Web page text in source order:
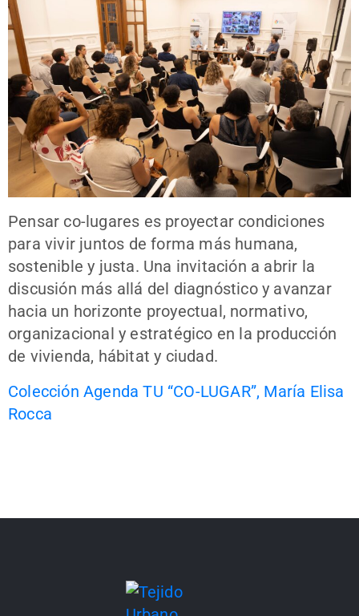
Pensar co-lugares es proyectar condiciones
para vivir juntos de forma más humana,
sostenible y justa. Una invitación a abrir la
discusión más allá del diagnóstico y avanzar
hacia un horizonte proyectual, normativo,
organizacional y estratégico en la producción
de vivienda, hábitat y ciudad.
Colección Agenda TU “CO-LUGAR”, María Elisa
Rocca